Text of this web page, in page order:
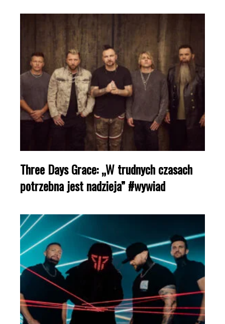
Three Days Grace: „W trudnych czasach
potrzebna jest nadzieja” #wywiad